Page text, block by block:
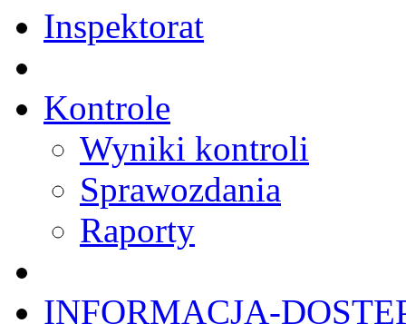
Inspektorat
Kontrole
Wyniki kontroli
Sprawozdania
Raporty
INFORMACJA-